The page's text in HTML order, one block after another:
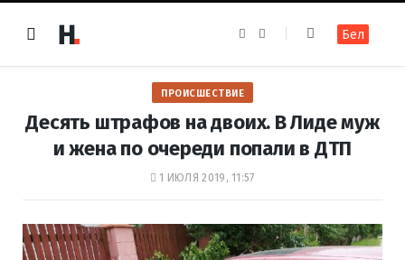
e
b
o
k
t
a
m
Бел
ПРОИСШЕСТВИЕ
Десять штрафов на двоих. В Лиде муж
и жена по очереди попали в ДТП
1 ИЮЛЯ 2019, 11:57